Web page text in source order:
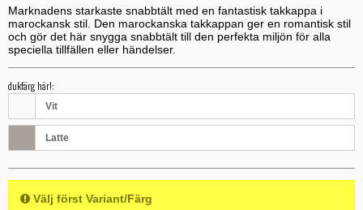
Marknadens starkaste snabbtält med en fantastisk takkappa i
marockansk stil. Den marockanska takkappan ger en romantisk stil
och gör det här snygga snabbtält till den perfekta miljön för alla
speciella tillfällen eller händelser.
dukfärg här!:
Vit
Latte
Välj först Variant/Färg